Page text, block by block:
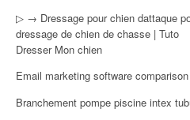
▷ → Dressage pour chien dattaque
dressage de chien de chasse | Tuto
Dresser Mon chien
Email marketing software comparison
Branchement pompe piscine intex